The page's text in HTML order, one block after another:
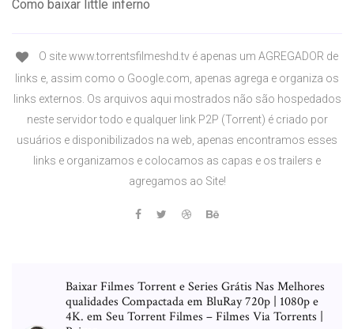
Como baixar little inferno
O site www.torrentsfilmeshd.tv é apenas um AGREGADOR de
links e, assim como o Google.com, apenas agrega e organiza os
links externos. Os arquivos aqui mostrados não são hospedados
neste servidor todo e qualquer link P2P (Torrent) é criado por
usuários e disponibilizados na web, apenas encontramos esses
links e organizamos e colocamos as capas e os trailers e
agregamos ao Site!
Baixar Filmes Torrent e Series Grátis Nas Melhores
qualidades Compactada em BluRay 720p | 1080p e
4K. em Seu Torrent Filmes – Filmes Via Torrents |